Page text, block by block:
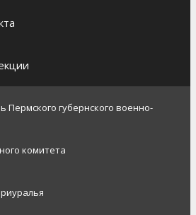
Пермского губернского военно-
комитета